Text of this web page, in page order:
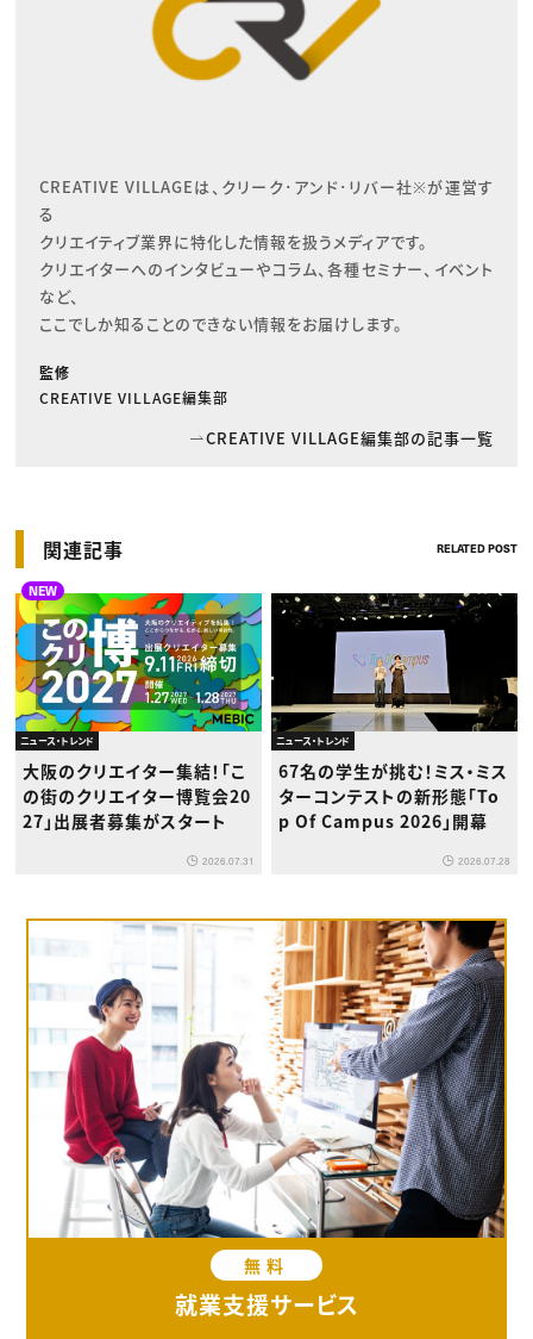
CREATIVE VILLAGEは、クリーク･アンド･リバー社※が運営す
る
クリエイティブ業界に特化した情報を扱うメディアです。
クリエイターへのインタビューやコラム、各種セミナー、イベント
など、
ここでしか知ることのできない情報をお届けします。
監修
CREATIVE VILLAGE編集部
CREATIVE VILLAGE編集部の記事一覧
関連記事 RELATED POST
NEW
ニュース・トレンド
大阪のクリエイター集結！「こ
の街のクリエイター博覧会20
27」出展者募集がスタート
2026.07.31
ニュース・トレンド
67名の学生が挑む！ミス・ミス
ターコンテストの新形態「To
p Of Campus 2026」開幕
2026.07.28
無料
就業支援サービス